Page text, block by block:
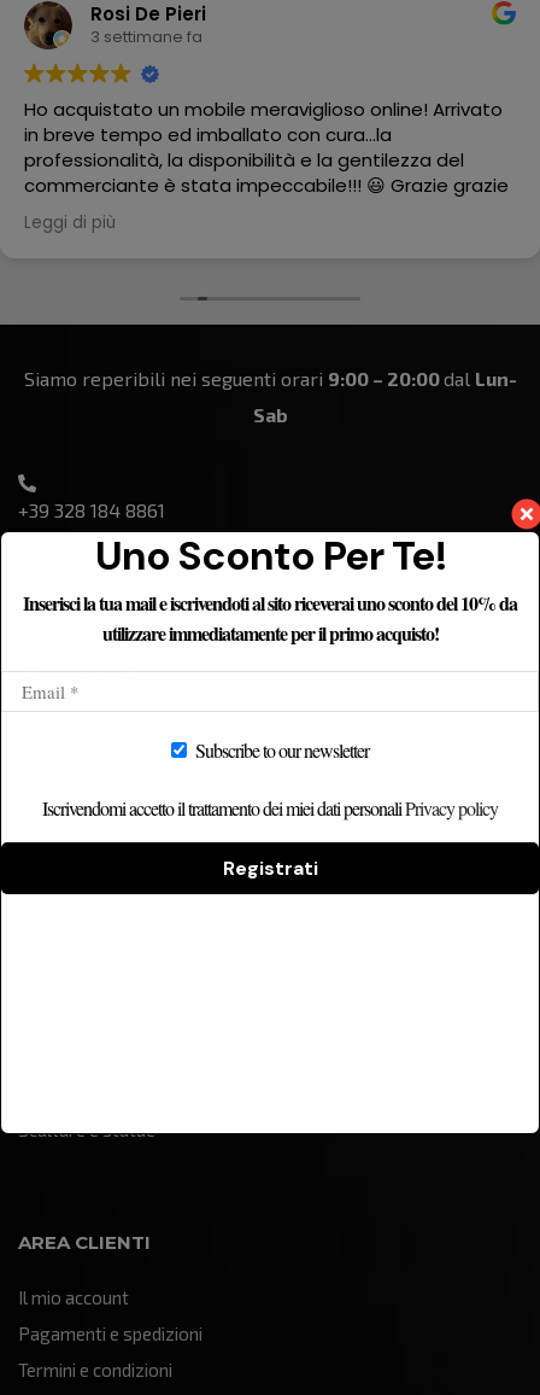
Rosi De Pieri
3 settimane fa
Ho acquistato un mobile meraviglioso online! Arrivato
in breve tempo ed imballato con cura...la
professionalità, la disponibilità e la gentilezza del
commerciante è stata impeccabile!!! 😃 Grazie grazie
grazie
Leggi di più
Siamo reperibili nei seguenti orari 9:00 – 20:00dal Lun-
Sab
+39 328 184 8861
ETNICHOME
Catalogo
Contatti
Sculture e statue
AREA CLIENTI
Il mio account
Pagamenti e spedizioni
Termini e condizioni
Uno Sconto Per Te!
Inserisci la tua mail e iscrivendoti al sito riceverai uno sconto del 10% da
utilizzare immediatamente per il primo acquisto!
Subscribe to our newsletter
Iscrivendomi accetto il trattamento dei miei dati personaliPrivacy policy
Registrati